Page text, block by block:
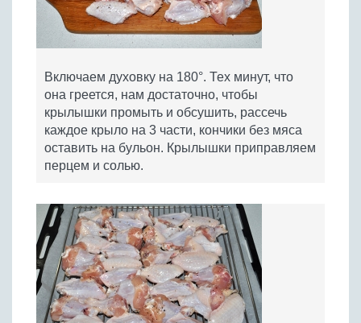
Включаем духовку на 180°. Тех минут, что
она греется, нам достаточно, чтобы
крылышки промыть и обсушить, рассечь
каждое крыло на 3 части, кончики без мяса
оставить на бульон. Крылышки приправляем
перцем и солью.